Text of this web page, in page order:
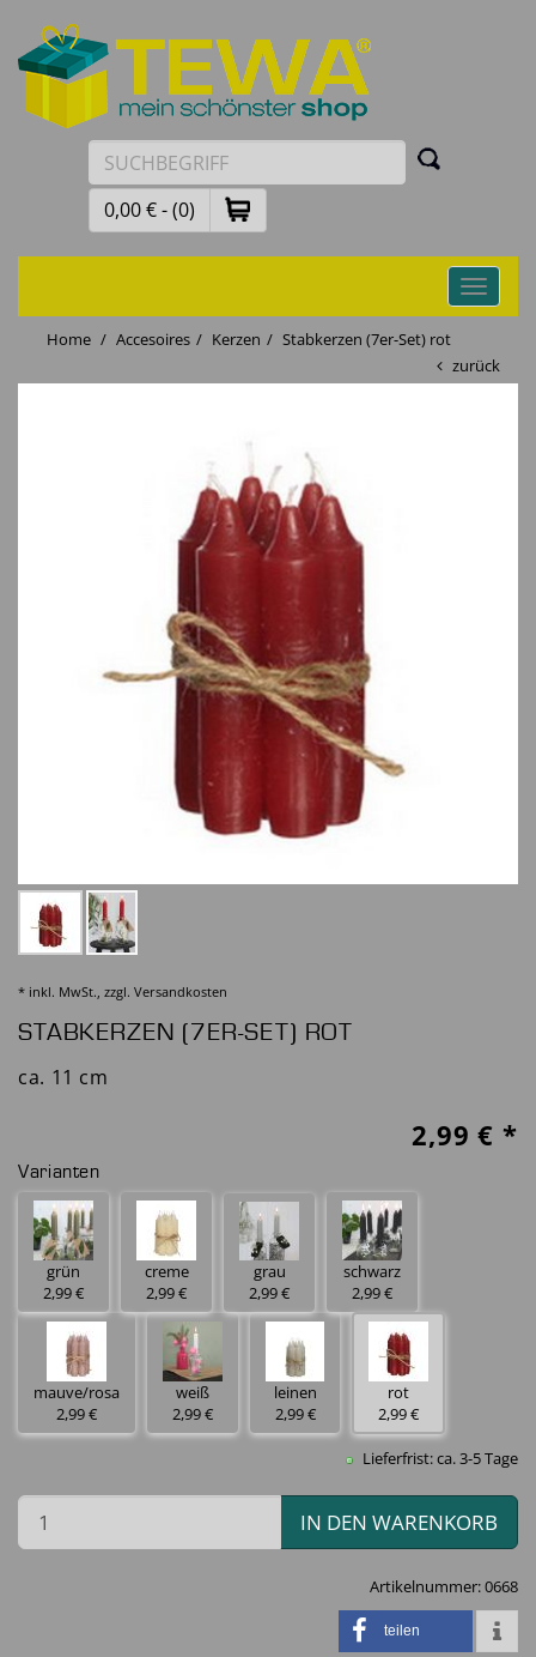
0,00 € - (0)
Toggle
Home
Accesoires Kerzen
Stabkerzen (7er-Set) rot
zurück
* inkl. MwSt., zzgl. Versandkosten
STABKERZEN (7ER-SET) ROT
ca. 11 cm
2,99 € *
Varianten
grün
2,99 €
creme
2,99 €
grau
2,99 €
schwarz
2,99 €
mauve/rosa
2,99 €
weiß
2,99 €
leinen
2,99 €
rot
2,99 €
Lieferfrist: ca. 3-5 Tage
IN DEN WARENKORB
Artikelnummer:0668
teilen